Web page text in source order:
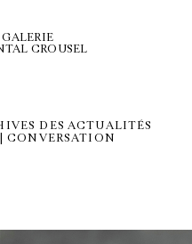
GALERIE
CROUSEL
DES ACTUALITÉS
CONVERSATION